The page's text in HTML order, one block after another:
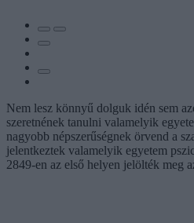
Nem lesz könnyű dolguk idén sem
szeretnének tanulni valamelyik
nagyobb népszerűségnek örvend a
jelentkeztek valamelyik egyetem
2849-en az első helyen jelölték meg